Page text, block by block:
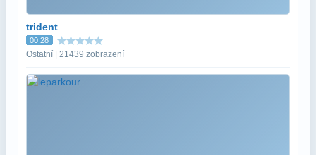
trident
00:28
Ostatní | 21439 zobrazení